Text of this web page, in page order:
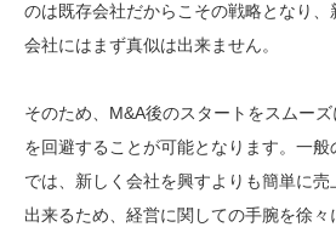
のは既存会社だからこその戦略となり
会社にはまず真似は出来ません。
そのため、M&A後のスタートをスムー
を回避することが可能となります。一
では、新しく会社を興すよりも簡単に
出来るため、経営に関しての手腕を徐々